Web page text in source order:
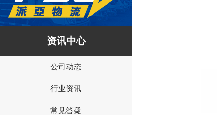
资讯中心
公司动态
行业资讯
常见答疑